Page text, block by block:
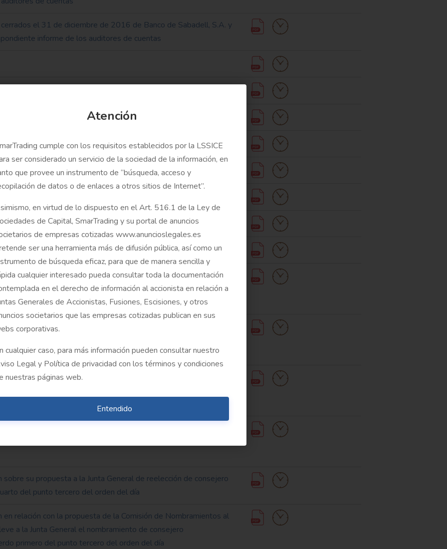
Atención
cumple con los requisitos establecidos por la LSSICE
ser considerado un servicio de la sociedad de la información, en
que provee un instrumento de “búsqueda, acceso y
de datos o de enlaces a otros sitios de Internet”.
en virtud de lo dispuesto en el Art. 516.1 de la Ley de
de Capital, SmarTrading y su portal de anuncios
de empresas cotizadas www.anuncioslegales.es
ser una herramienta más de difusión pública, así como un
de búsqueda eficaz, para que de manera sencilla y
cualquier interesado pueda consultar toda la documentación
en el derecho de información al accionista en relación a
Generales de Accionistas, Fusiones, Escisiones, y otros
societarios que las empresas cotizadas publican en sus
corporativas.
cualquier caso, para más información pueden consultar nuestro
Legal y Política de privacidad con los términos y condiciones
nuestras páginas web.
Entendido
el 31 de diciembre de 2016 de Banco de Sabadell, S.A. y
informe de los auditores de cuentas
de Banco de Sabadell, S.A.
Lloveras
sobre su propuesta al Consejo de Administración para que
de consejero independiente a que se refiere el acuerdo primero
sobre su propuesta al Consejo de Administración para que
nombramiento de consejero independiente a que se refiere el
orden del día
sobre su propuesta al Consejo de Administración para que
consejera independiente a que se refiere el acuerdo tercero del
que precede a la propuesta del Consejo de Administración a la
ejecutivo a que se refiere el acuerdo cuarto del punto tercero
su propuesta a la Junta General de reelección de consejero
del punto tercero del orden del día
relación con la propuesta de la Comisión de Nombramientos al
a la Junta General el nombramiento de consejero
primero del punto tercero del orden del día